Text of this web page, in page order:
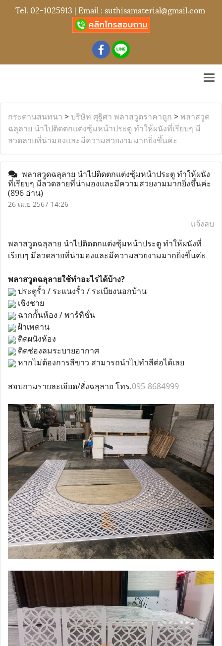
Tel. 02-1025913 | Email : suthisamaterial@gmail.com
กระดานสนทนา >บริษัท ศุฐิศา พลาสวูดราคาถูก >พลาสวูด
ฉลุลาย นำไปติดตกแต่งซุ้มหน้าประตู ทำให้ผนังที่เรียบๆ มี
ลวดลายที่น่ามองและมีความสวยงามมากยิ่งขึ้นค่ะ
พลาสวูดฉลุลาย นำไปติดตกแต่งซุ้มหน้าประตู ทำให้ผนัง
ที่เรียบๆ มีลวดลายที่น่ามองและมีความสวยงามมากยิ่งขึ้นค่ะ
(896 อ่าน)
26 เม.ย 2567 14:26
แจ้งลบ
พลาสวูดฉลุลาย นำไปติดตกแต่งซุ้มหน้าประตู ทำให้ผนังที่
เรียบๆ มีลวดลายที่น่ามองและมีความสวยงามมากยิ่งขึ้นค่ะ
พลาสวูดฉลุลายใช้ทำอะไรได้บ้าง?
ประตูรั้ว / ระแนงรั้ว / ระเบียงนอกบ้าน
เชิงชาย
ฉากกั้นห้อง / พาร์ทิชั่น
ฝ้าเพดาน
ติดผนังห้อง
ติดช่องลมระบายอากาศ
หากไม่ต้องการสีขาว สามารถนำไปทำสีต่อได้เลย
สอบถามรายละเอียด/สั่งฉลุลาย โทร.095-8684999